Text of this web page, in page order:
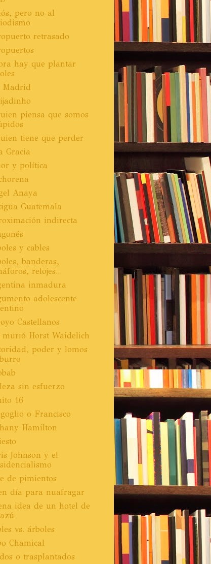
pero no al
retrasado
hay que plantar
Madrid
piensa que somos
tiene que perder
Gracia
y política
Anaya
Guatemala
indirecta
y cables
banderas,
relojes...
inmadura
adolescente
Castellanos
murió Horst Waidelich
poder y lomos
sin esfuerzo
16
o Francisco
Hamilton
Johnson y el
de pimientos
día para nuafragar
idea de un hotel de
vs. árboles
Chamical
o trasplantados